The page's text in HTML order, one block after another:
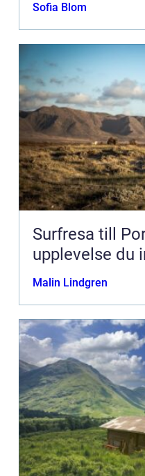
Sofia Blom
Surfresa till
upplevelse du
Malin Lindgren